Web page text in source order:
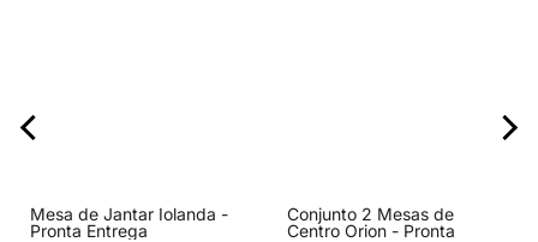
Mesa de Jantar Iolanda -
Pronta Entrega
Conjunto 2 Mesas de
Centro Orion - Pronta